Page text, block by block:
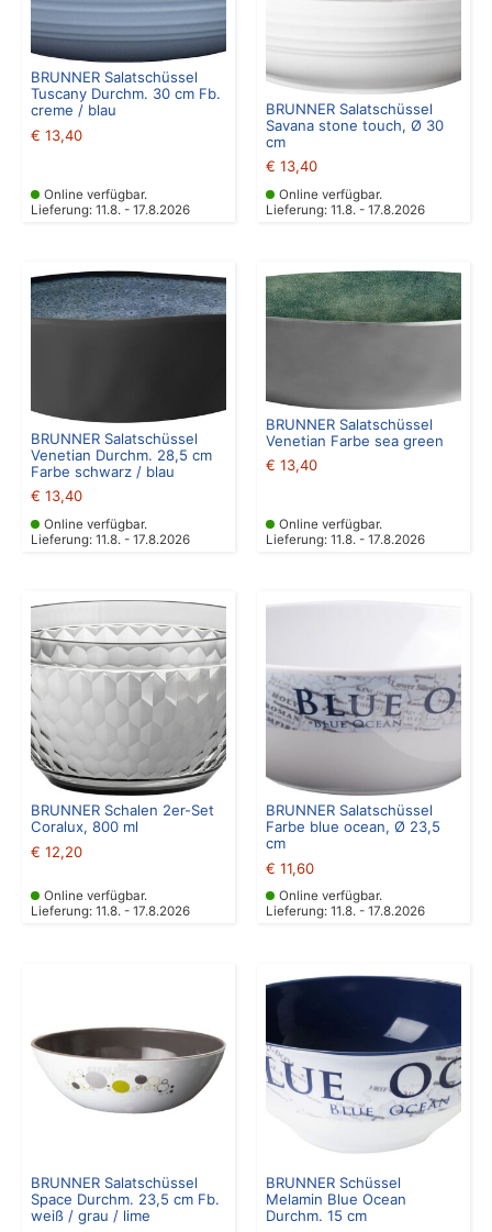
BRUNNER Salatschüssel
Tuscany Durchm. 30 cm Fb.
creme / blau
€ 13,40
Online verfügbar.
Lieferung: 11.8. - 17.8.2026
BRUNNER Salatschüssel
Savana stone touch, Ø 30
cm
€ 13,40
Online verfügbar.
Lieferung: 11.8. - 17.8.2026
BRUNNER Salatschüssel
Venetian Durchm. 28,5 cm
Farbe schwarz / blau
€ 13,40
Online verfügbar.
Lieferung: 11.8. - 17.8.2026
BRUNNER Salatschüssel
Venetian Farbe sea green
€ 13,40
Online verfügbar.
Lieferung: 11.8. - 17.8.2026
BRUNNER Schalen 2er-Set
Coralux, 800 ml
€ 12,20
Online verfügbar.
Lieferung: 11.8. - 17.8.2026
BRUNNER Salatschüssel
Farbe blue ocean, Ø 23,5
cm
€ 11,60
Online verfügbar.
Lieferung: 11.8. - 17.8.2026
BRUNNER Salatschüssel
Space Durchm. 23,5 cm Fb.
weiß / grau / lime
BRUNNER Schüssel
Melamin Blue Ocean
Durchm. 15 cm